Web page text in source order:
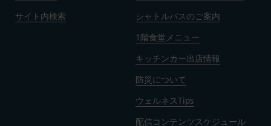
サイト内検索
シャトルバスのご案内
1階食堂メニュー
キッチンカー出店情報
防災について
ウェルネスTips
配信コンテンツスケジュール
発効日：2021年9月1日
閉じる